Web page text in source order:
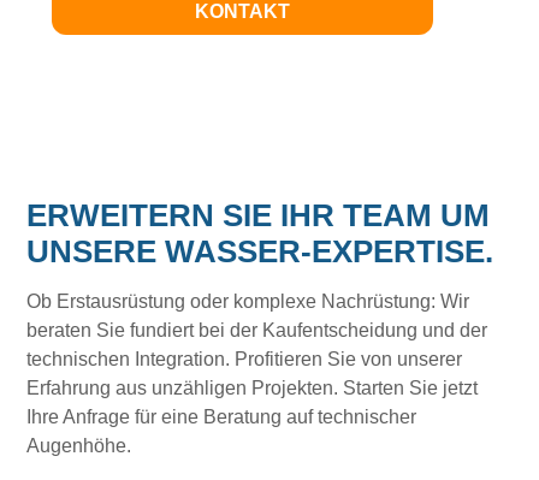
KONTAKT
ERWEITERN SIE IHR TEAM UM
UNSERE WASSER-EXPERTISE.
Ob Erstausrüstung oder komplexe Nachrüstung: Wir
beraten Sie fundiert bei der Kaufentscheidung und der
technischen Integration. Profitieren Sie von unserer
Erfahrung aus unzähligen Projekten. Starten Sie jetzt
Ihre Anfrage für eine Beratung auf technischer
Augenhöhe.